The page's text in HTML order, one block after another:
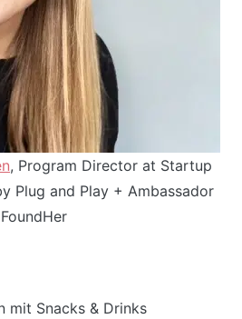
, Program Director at Startup
Plug and Play + Ambassador
mit Snacks & Drinks